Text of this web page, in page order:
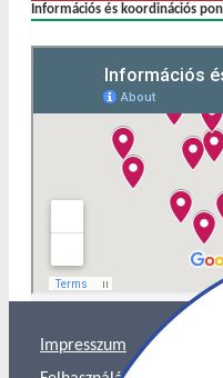
Információs és koordinációs
Impresszum